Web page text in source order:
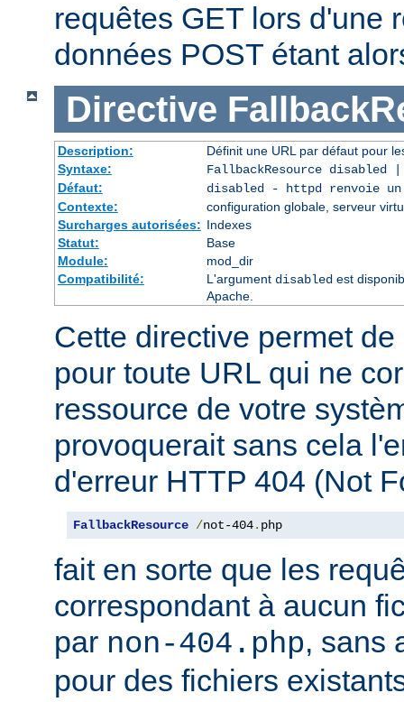
requêtes GET lors d'une
données POST étant
Directive
Description:
Définit une URL par défaut pour
Syntaxe:
FallbackResource disabled
Défaut:
disabled - httpd renvoie un
Contexte:
configuration globale, serveur
Surcharges autorisées: Indexes
Statut:
Base
Module:
mod_dir
Compatibilité:
L'argument disabledest
Apache.
Cette directive permet
pour toute URL qui ne
ressource de votre
provoquerait sans cela
d'erreur HTTP 404 (Not
FallbackResource /not-404. php
fait en sorte que les
correspondant à aucun
par non-404.php, sans
pour des fichiers